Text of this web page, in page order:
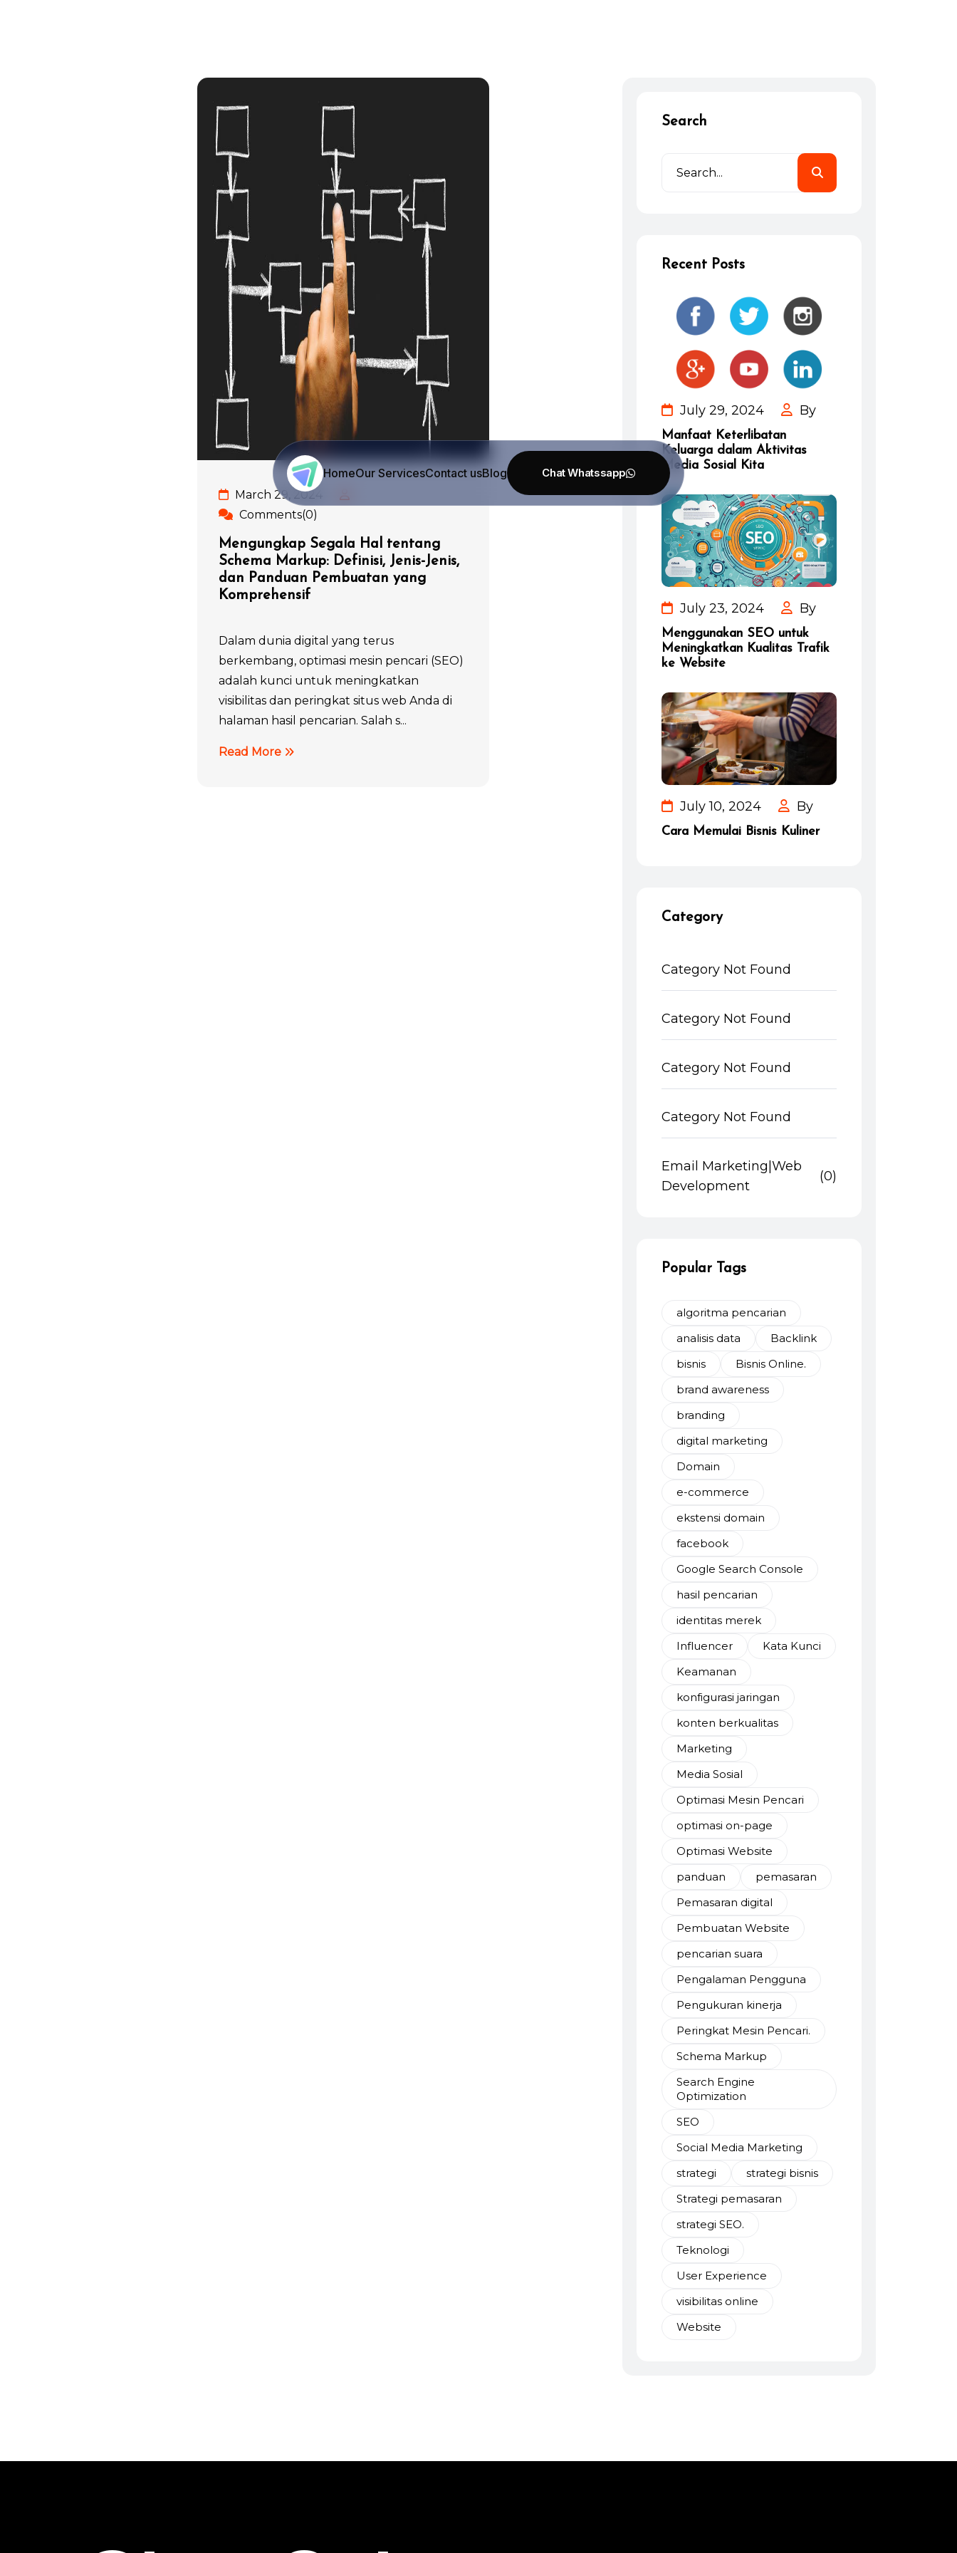
HomeOur ServicesContact usBlog
March 29, 2024
Comments(0)
Mengungkap Segala Hal tentang
Schema Markup: Definisi, Jenis-Jenis,
dan Panduan Pembuatan yang
Komprehensif
Dalam dunia digital yang terus
berkembang, optimasi mesin pencari (SEO)
adalah kunci untuk meningkatkan
visibilitas dan peringkat situs web Anda di
halaman hasil pencarian. Salah s...
Read More
Search
Recent Posts
July 29, 2024 By
Manfaat Keterlibatan
Keluarga dalam Aktivitas
Media Sosial Kita
July 23, 2024 By
Menggunakan SEO untuk
Meningkatkan Kualitas Trafik
ke Website
July 10, 2024 By
Cara Memulai Bisnis Kuliner
Category
Category Not Found
Category Not Found
Category Not Found
Category Not Found
Email Marketing|Web
Development
(0)
Popular Tags
algoritma pencarian
analisis data
Backlink
bisnis
Bisnis Online.
brand awareness
branding
digital marketing
Domain
e-commerce
ekstensi domain
facebook
Google Search Console
hasil pencarian
identitas merek
Influencer
Kata Kunci
Keamanan
konfigurasi jaringan
konten berkualitas
Marketing
Media Sosial
Optimasi Mesin Pencari
optimasi on-page
Optimasi Website
panduan
pemasaran
Pemasaran digital
Pembuatan Website
pencarian suara
Pengalaman Pengguna
Pengukuran kinerja
Peringkat Mesin Pencari.
Schema Markup
Search Engine
Optimization
SEO
Social Media Marketing
strategi
strategi bisnis
Strategi pemasaran
strategi SEO.
Teknologi
User Experience
visibilitas online
Website